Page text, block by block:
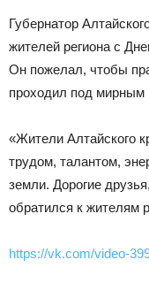
Губернатор
жителей региона с
Он пожелал, чтобы
проходил под мирным
«Жители Алтайского
трудом, талантом,
земли. Дорогие
обратился к жителям
https://vk.com/video-